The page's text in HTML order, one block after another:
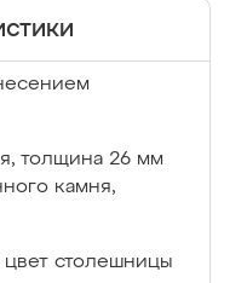
толщина 26 мм
камня,
столешницы